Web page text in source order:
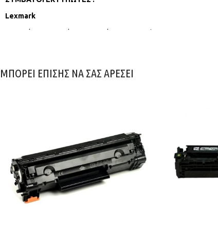
Lexmark
B2236dw , B2236adw , B2236adwe , MB2236i
ΜΠΟΡΕΙ ΕΠΙΣΗΣ ΝΑ ΣΑΣ ΑΡΕΣΕΙ